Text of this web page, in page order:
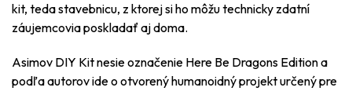
kit, teda stavebnicu, z ktorej si ho môžu technicky zdatní
záujemcovia poskladať aj doma.
Asimov DIY Kit nesie označenie Here Be Dragons Edition a
podľa autorov ide o otvorený humanoidný projekt určený pre